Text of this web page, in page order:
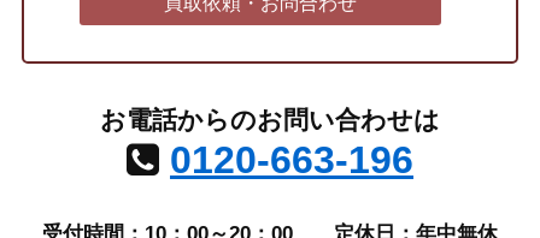
お電話からのお問い合わせは
0120-663-196
受付時間：10：00～20：00 定休日：年中無休